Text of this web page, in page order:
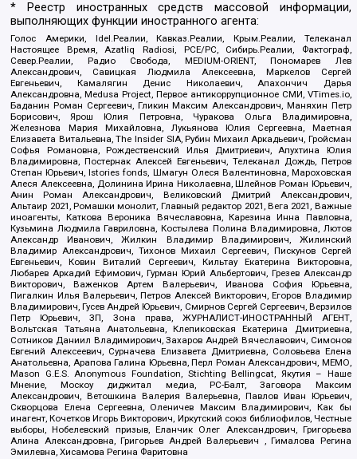
* Реестр иностранных средств массовой информации,
выполняющих функции иностранного агента:
Голос Америки, Idel.Реалии, Кавказ.Реалии, Крым.Реалии, Телеканал
Настоящее Время, Azatliq Radiosi, PCE/PC, Сибирь.Реалии, Фактограф,
Север.Реалии, Радио Свобода, MEDIUM-ORIENT, Пономарев Лев
Александрович, Савицкая Людмила Алексеевна, Маркелов Сергей
Евгеньевич, Камалягин Денис Николаевич, Апахончич Дарья
Александровна, Medusa Project, Первое антикоррупционное СМИ, VTimes.io,
Баданин Роман Сергеевич, Гликин Максим Александрович, Маняхин Петр
Борисович, Ярош Юлия Петровна, Чуракова Ольга Владимировна,
Железнова Мария Михайловна, Лукьянова Юлия Сергеевна, Маетная
Елизавета Витальевна, The Insider SIA, Рубин Михаил Аркадьевич, Гройсман
Софья Романовна, Рождественский Илья Дмитриевич, Апухтина Юлия
Владимировна, Постернак Алексей Евгеньевич, Телеканал Дождь, Петров
Степан Юрьевич, Istories fonds, Шмагун Олеся Валентиновна, Мароховская
Алеся Алексеевна, Долинина Ирина Николаевна, Шлейнов Роман Юрьевич,
Анин Роман Александрович, Великовский Дмитрий Александрович,
Альтаир 2021, Ромашки монолит, Главный редактор 2021, Вега 2021, Важные
иноагенты, Каткова Вероника Вячеславовна, Карезина Инна Павловна,
Кузьмина Людмила Гавриловна, Костылева Полина Владимировна, Лютов
Александр Иванович, Жилкин Владимир Владимирович, Жилинский
Владимир Александрович, Тихонов Михаил Сергеевич, Пискунов Сергей
Евгеньевич, Ковин Виталий Сергеевич, Кильтау Екатерина Викторовна,
Любарев Аркадий Ефимович, Гурман Юрий Альбертович, Грезев Александр
Викторович, Важенков Артем Валерьевич, Иванова София Юрьевна,
Пигалкин Илья Валерьевич, Петров Алексей Викторович, Егоров Владимир
Владимирович, Гусев Андрей Юрьевич, Смирнов Сергей Сергеевич, Верзилов
Петр Юрьевич, ЗП, Зона права, ЖУРНАЛИСТ-ИНОСТРАННЫЙ АГЕНТ,
Вольтская Татьяна Анатольевна, Клепиковская Екатерина Дмитриевна,
Сотников Даниил Владимирович, Захаров Андрей Вячеславович, Симонов
Евгений Алексеевич, Сурначева Елизавета Дмитриевна, Соловьева Елена
Анатольевна, Арапова Галина Юрьевна, Перл Роман Александрович, МЕМО,
Mason G.E.S. Anonymous Foundation, Stichting Bellingcat, Якутия – Наше
Мнение, Москоу диджитал медиа, РС-Балт, Заговора Максим
Александрович, Ветошкина Валерия Валерьевна, Павлов Иван Юрьевич,
Скворцова Елена Сергеевна, Оленичев Максим Владимирович, Как бы
инагент, Кочетков Игорь Викторович, Иркутский союз библиофилов, Честные
выборы, Нобелевский призыв, Еланчик Олег Александрович, Григорьева
Алина Александровна, Григорьев Андрей Валерьевич , Гималова Регина
Эмилевна, Хисамова Регина Фаритовна